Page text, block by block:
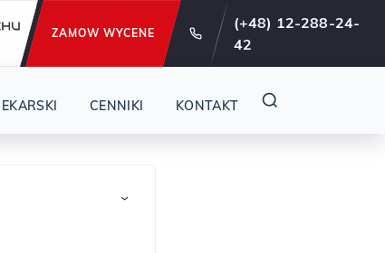
29 lat !
ZAMOW WYCENE
(+48) 12-288-24-
42
CENNIKI KONTAKT
›